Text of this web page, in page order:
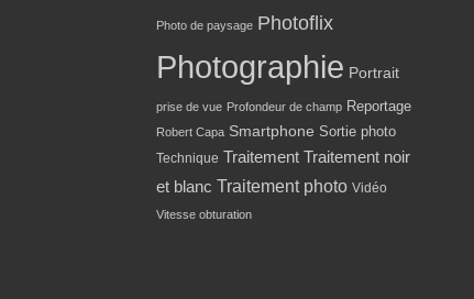
Photo de paysage Photoflix
Photographie Portrait
prise de vue Profondeur de champ Reportage
Robert Capa Smartphone Sortie photo
Technique Traitement Traitement noir
et blanc Traitement photo Vidéo
Vitesse obturation